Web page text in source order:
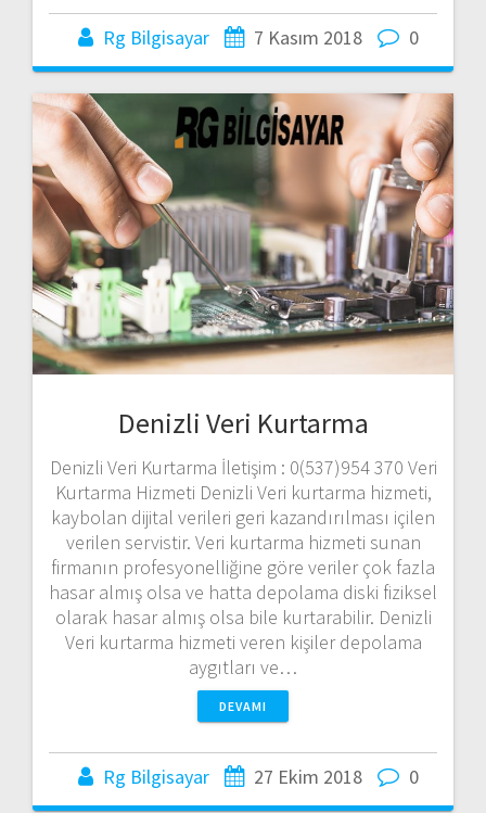
Rg Bilgisayar 7 Kasım 2018 0
Denizli Veri Kurtarma
Denizli Veri Kurtarma İletişim : 0(537)954 370 Veri
Kurtarma Hizmeti Denizli Veri kurtarma hizmeti,
kaybolan dijital verileri geri kazandırılması içilen
verilen servistir. Veri kurtarma hizmeti sunan
firmanın profesyonelliğine göre veriler çok fazla
hasar almış olsa ve hatta depolama diski fiziksel
olarak hasar almış olsa bile kurtarabilir. Denizli
Veri kurtarma hizmeti veren kişiler depolama
aygıtları ve…
DEVAMI
Rg Bilgisayar 27 Ekim 2018 0